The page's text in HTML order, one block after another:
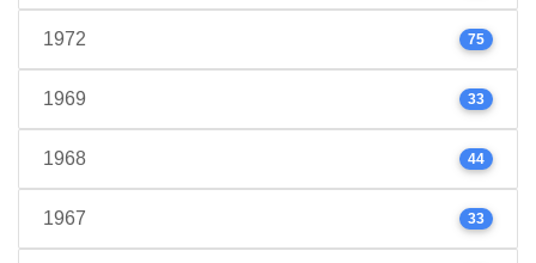
1972 75
1969 33
1968 44
1967 33